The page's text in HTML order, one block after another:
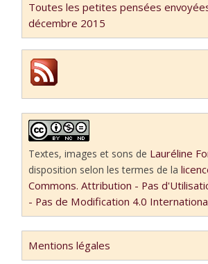
Toutes les petites pensées
décembre 2015
Textes, images et sons de Lauréline
disposition selon les termes de la
Commons. Attribution - Pas
- Pas de Modification 4.0
Mentions légales